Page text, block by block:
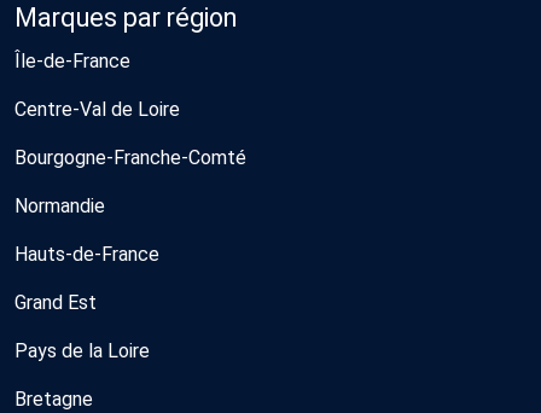
Marques par région
Île-de-France
Centre-Val de Loire
Bourgogne-Franche-Comté
Normandie
Hauts-de-France
Grand Est
Pays de la Loire
Bretagne